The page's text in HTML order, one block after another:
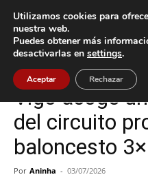
Inicio Deportes
Deportes Vigo
Vigo acoge
del circuito
baloncesto
Por Aninha - 03/07/2026
Utilizamos cookies para
nuestra web.
Puedes obtener más
desactivarlas en settings.
Aceptar Rechazar